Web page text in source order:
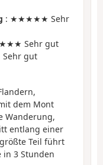
: ★★★★★ Sehr
Sehr gut
gut
dem Mont
Wanderung,
entlang einer
Teil führt
in 3 Stunden